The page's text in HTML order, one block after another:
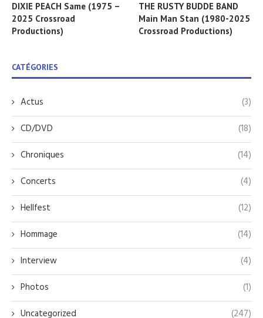
DIXIE PEACH Same (1975 –
2025 Crossroad
Productions)
THE RUSTY BUDDE BAND
Main Man Stan (1980-2025
Crossroad Productions)
CATÉGORIES
Actus
(3)
CD/DVD
(18)
Chroniques
(14)
Concerts
(4)
Hellfest
(12)
Hommage
(14)
Interview
(4)
Photos
(1)
Uncategorized
(247)